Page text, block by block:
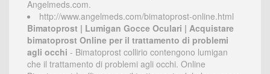
Angelmeds.com.
http://www.angelmeds.com/bimatoprost-online.html
Bimatoprost | Lumigan Gocce Oculari | Acquistare
bimatoprost Online per il trattamento di problemi
agli occhi - Bimatoprost collirio contengono lumigan
che il trattamento di problemi agli occhi. Online